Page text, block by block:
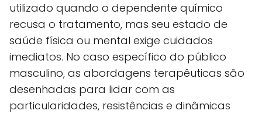
utilizado quando o dependente químico
recusa o tratamento, mas seu estado de
saúde física ou mental exige cuidados
imediatos. No caso específico do público
masculino, as abordagens terapêuticas são
desenhadas para lidar com as
particularidades, resistências e dinâmicas